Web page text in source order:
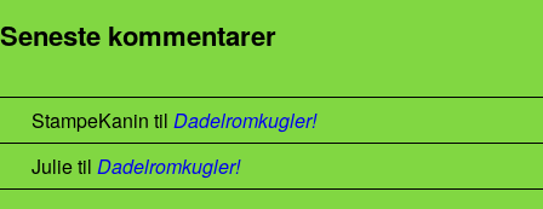
Seneste kommentarer
StampeKanin til Dadelromkugler!
Julietil Dadelromkugler!